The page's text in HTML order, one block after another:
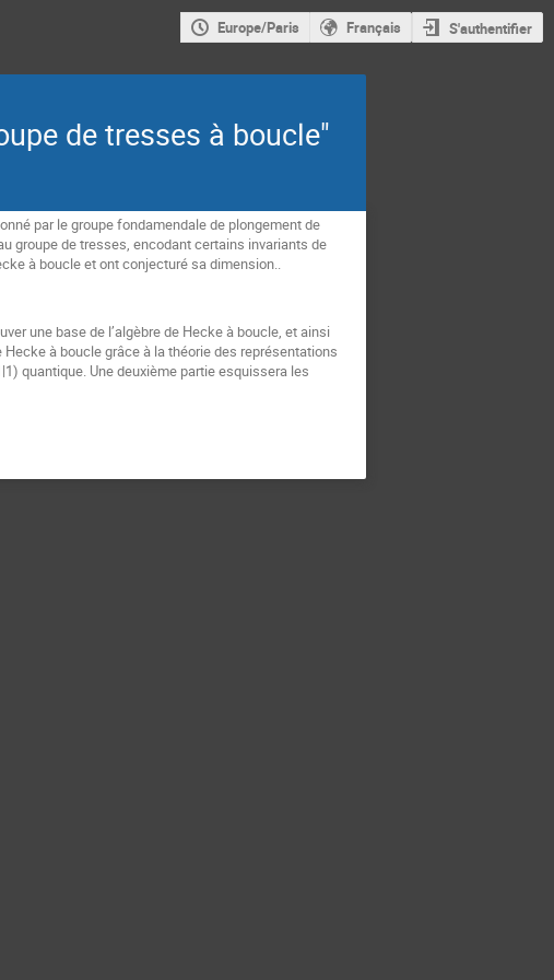
Europe/Paris Français S'authentifier
de tresses à boucle"
par le groupe fondamendale de plongement de
groupe de tresses, encodant certains invariants de
à boucle et ont conjecturé sa dimension..
une base de l’algèbre de Hecke à boucle, et ainsi
à boucle grâce à la théorie des représentations
quantique. Une deuxième partie esquissera les